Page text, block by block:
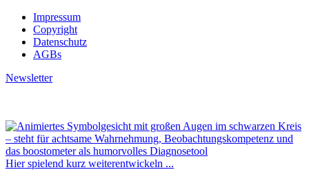
Impressum
Copyright
Datenschutz
AGBs
Newsletter
Hier spielend kurz weiterentwickeln ...